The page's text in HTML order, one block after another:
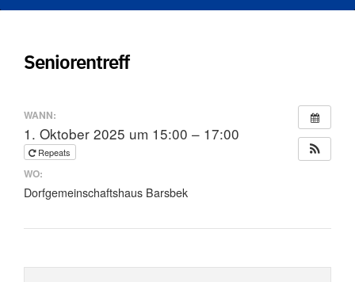
Seniorentreff
WANN:
1. Oktober 2025 um 15:00 – 17:00
Repeats
WO:
Dorfgemeinschaftshaus Barsbek